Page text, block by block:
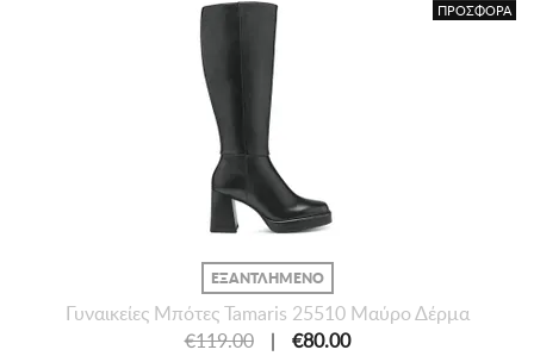
ΠΡΟΣΦΟΡΑ
ΕΞΑΝΤΛΗΜΕΝΟ
Γυναικείες Mπότες Tamaris 25510 Μαύρο Δέρμα
€119.00
| €80.00